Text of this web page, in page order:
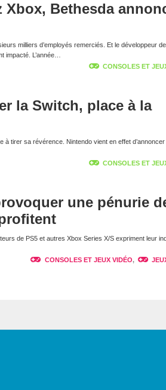
Bethesda
milliers d’employés remerciés. Et le développeur
impacté. L’année…
CONSOLES ET
la Switch, place à la
tirer sa révérence. Nintendo vient en effet d’annoncer
CONSOLES ET
une pénurie
de PS5 et autres Xbox Series X/S expriment leur
CONSOLES ET JEUX VIDÉO,